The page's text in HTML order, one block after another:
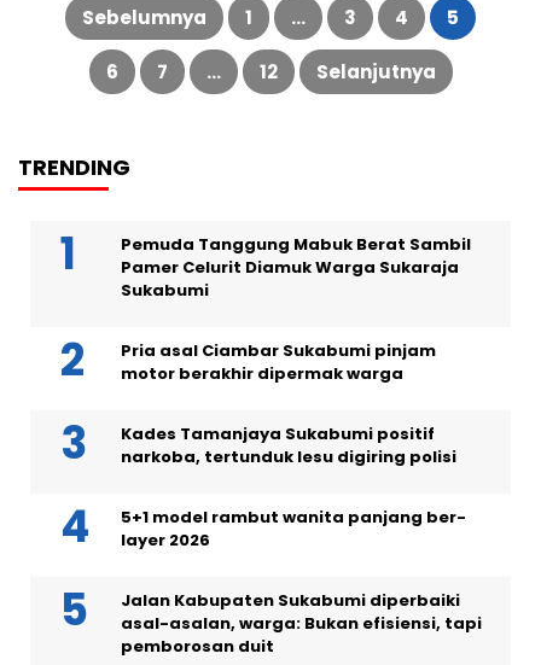
Sebelumnya 1 … 3 4 5
6 7 … 12 Selanjutnya
TRENDING
Pemuda Tanggung Mabuk Berat Sambil
Pamer Celurit Diamuk Warga Sukaraja
Sukabumi
Pria asal Ciambar Sukabumi pinjam
motor berakhir dipermak warga
Kades Tamanjaya Sukabumi positif
narkoba, tertunduk lesu digiring polisi
5+1 model rambut wanita panjang ber-
layer 2026
Jalan Kabupaten Sukabumi diperbaiki
asal-asalan, warga: Bukan efisiensi, tapi
pemborosan duit